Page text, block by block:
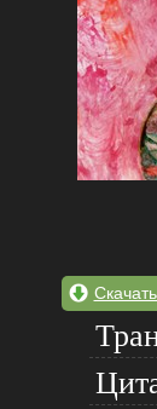
Скачать